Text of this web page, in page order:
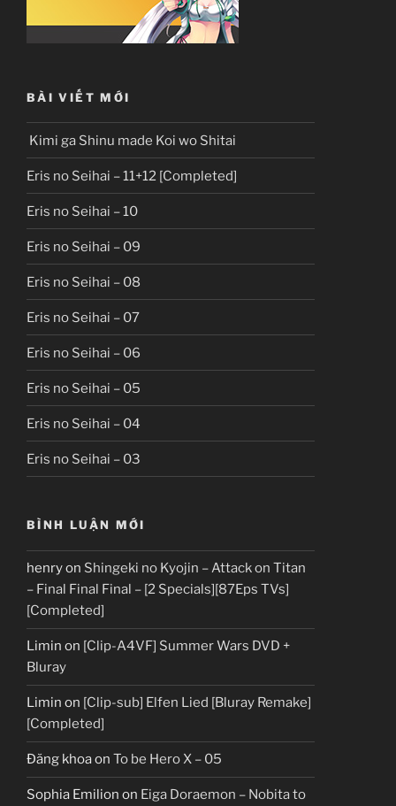
BÀI VIẾT MỚI
Kimi ga Shinu made Koi wo Shitai
Eris no Seihai – 11+12 [Completed]
Eris no Seihai – 10
Eris no Seihai – 09
Eris no Seihai – 08
Eris no Seihai – 07
Eris no Seihai – 06
Eris no Seihai – 05
Eris no Seihai – 04
Eris no Seihai – 03
BÌNH LUẬN MỚI
henryon Shingeki no Kyojin – Attack on Titan
– Final Final Final – [2 Specials][87Eps TVs]
[Completed]
Limin on [Clip-A4VF] Summer Wars DVD +
Bluray
Limin on [Clip-sub] Elfen Lied [Bluray Remake]
[Completed]
Đăng khoaon To be Hero X – 05
Sophia Emilion on Eiga Doraemon – Nobita to